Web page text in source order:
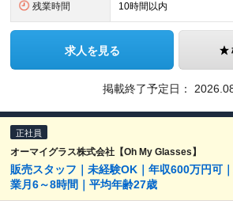
残業時間 10時間以内
求人を見る
掲載終了予定日：
正社員
オーマイグラス株式会社【Oh My Glasses】
販売スタッフ｜未経験OK｜年収600万円可
業月6～8時間｜平均年齢27歳